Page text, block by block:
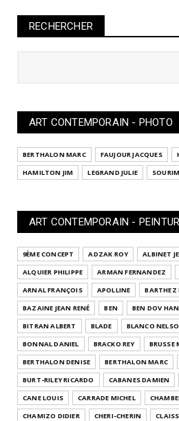
RECHERCHER
ART CONTEMPORAIN - PHOTO
BERTHALON MARC FAUJOUR JACQUES
HAMILTON JIM
LEGRAND JULIE
ART CONTEMPORAIN -
9ÈME CONCEPT ADZAK ROY
ALBINET
ALQUIER PHILIPPE
ARMAN FERNANDEZ
ARNAL FRANÇOIS
APOLLINE BARTHEZ
BAZAINE JEAN RENÉ
BEN BEN DOV
BITRAN ALBERT
BLADE BLANCO
BONNAL DANIEL
BRACKO REY BRUSSE
BERTHALON DENISE
BERTHALON MARC
BURT-RILEY RICARDO
CABANES DAMIEN
CANE LOUIS
CARRADE MICHEL
CHAMIZO DIDIER
CHERI-CHERIN